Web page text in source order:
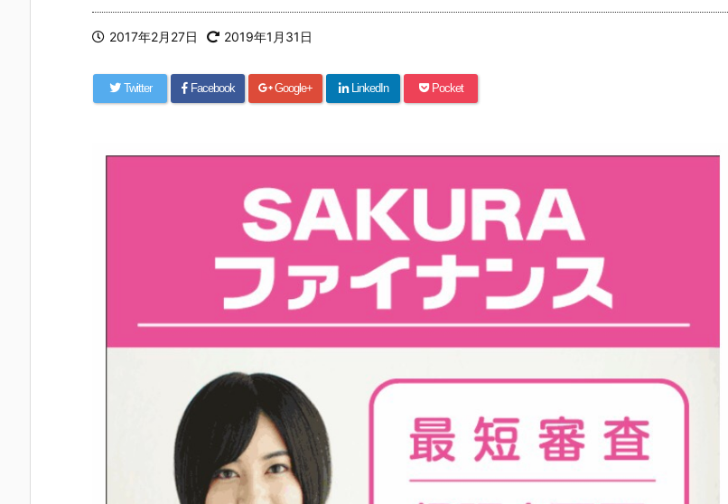
2017年2月27日 2019年1月31日
Twitter Facebook Google+ LinkedIn Pocket